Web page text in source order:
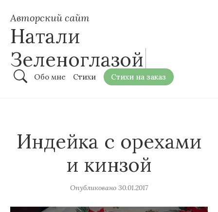
Авторский сайт
Натали
Зеленоглазой
Обо мне Стихи Стихи на заказ
Индейка с орехами
и кинзой
Опубликовано 30.01.2017